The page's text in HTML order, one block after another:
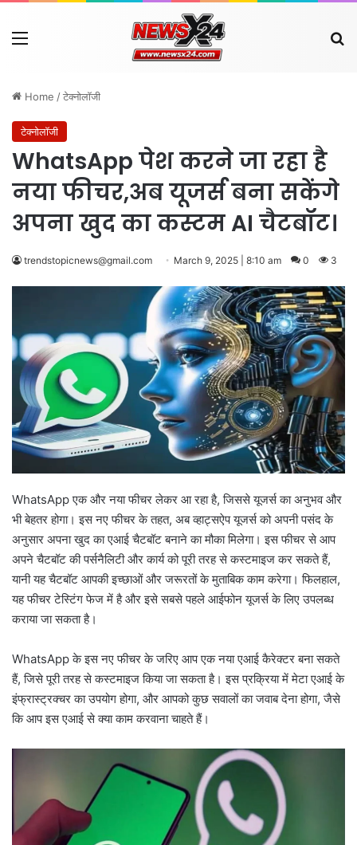
Menu
Home /टेक्नोलॉजी
टेक्नोलॉजी
WhatsApp पेश करने जा रहा है
नया फीचर,अब यूजर्स बना सकेंगे
अपना खुद का कस्टम AI चैटबॉट।
trendstopicnews@gmail.com March 9, 2025 | 8:10 am 0 3
WhatsApp एक और नया फीचर लेकर आ रहा है, जिससे यूजर्स का अनुभव और
भी बेहतर होगा। इस नए फीचर के तहत, अब व्हाट्सऐप यूजर्स को अपनी पसंद के
अनुसार अपना खुद का एआई चैटबॉट बनाने का मौका मिलेगा। इस फीचर से आप
अपने चैटबॉट की पर्सनैलिटी और कार्य को पूरी तरह से कस्टमाइज कर सकते हैं,
यानी यह चैटबॉट आपकी इच्छाओं और जरूरतों के मुताबिक काम करेगा। फिलहाल,
यह फीचर टेस्टिंग फेज में है और इसे सबसे पहले आईफोन यूजर्स के लिए उपलब्ध
कराया जा सकता है।
WhatsApp के इस नए फीचर के जरिए आप एक नया एआई कैरेक्टर बना सकते
हैं, जिसे पूरी तरह से कस्टमाइज किया जा सकता है। इस प्रक्रिया में मेटा एआई के
इंफ्रास्ट्रक्चर का उपयोग होगा, और आपको कुछ सवालों का जवाब देना होगा, जैसे
कि आप इस एआई से क्या काम करवाना चाहते हैं।